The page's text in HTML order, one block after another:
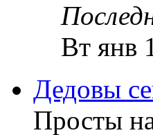
Вт янв
Дедовы
Просты